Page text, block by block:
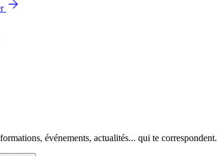
événements, actualités... qui te correspondent.